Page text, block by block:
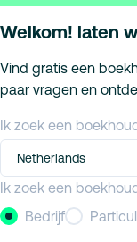
Welkom! laten
Vind gratis een
paar vragen en
Ik zoek een
Netherlands
Ik zoek een
Bedrijf